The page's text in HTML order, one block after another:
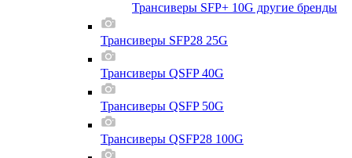
Трансиверы SFP+ 10G другие бренды
Трансиверы SFP28 25G
Трансиверы QSFP 40G
Трансиверы QSFP 50G
Трансиверы QSFP28 100G